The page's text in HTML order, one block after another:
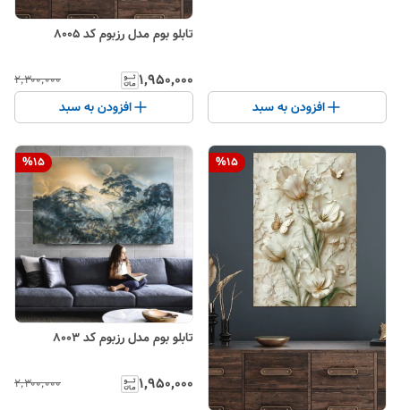
افزودن به سبد
تابلو بوم مدل رزبوم کد 8005
۱٬۹۵۰٬۰۰۰ ۲٬۳۰۰٬۰۰۰
افزودن به سبد
%15
%15
تابلو بوم مدل رزبوم کد 8003
۱٬۹۵۰٬۰۰۰ ۲٬۳۰۰٬۰۰۰